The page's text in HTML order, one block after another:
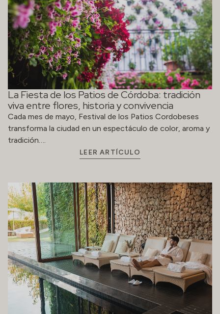
La Fiesta de los Patios de Córdoba: tradición
viva entre flores, historia y convivencia
Cada mes de mayo, Festival de los Patios Cordobeses
transforma la ciudad en un espectáculo de color, aroma y
tradición….
LEER ARTÍCULO